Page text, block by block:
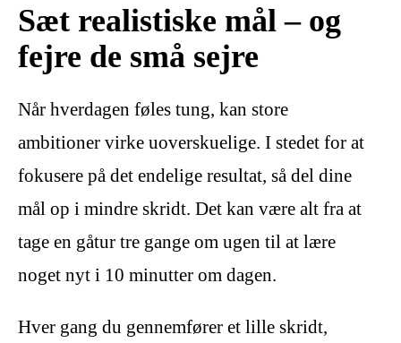
Sæt realistiske mål – og
fejre de små sejre
Når hverdagen føles tung, kan store
ambitioner virke uoverskuelige. I stedet for at
fokusere på det endelige resultat, så del dine
mål op i mindre skridt. Det kan være alt fra at
tage en gåtur tre gange om ugen til at lære
noget nyt i 10 minutter om dagen.
Hver gang du gennemfører et lille skridt,